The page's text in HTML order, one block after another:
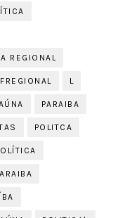
REGIONAL
FREGIONAL L
PARAIBA
POLITCA